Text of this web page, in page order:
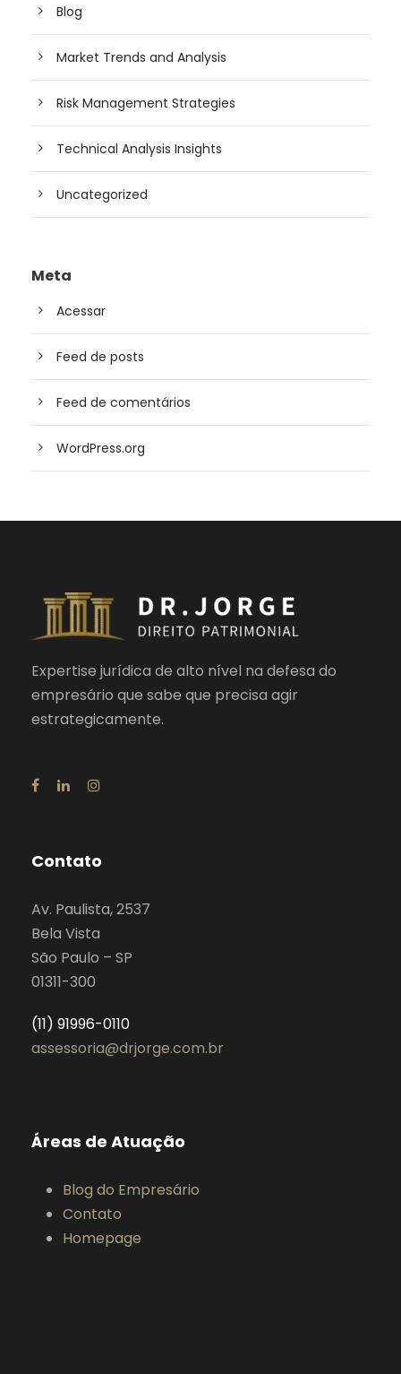
Blog
Market Trends and Analysis
Risk Management Strategies
Technical Analysis Insights
Uncategorized
Meta
Acessar
Feed de posts
Feed de comentários
WordPress.org
Expertise jurídica de alto nível na defesa do
empresário que sabe que precisa agir
estrategicamente.
Contato
Av. Paulista, 2537
Bela Vista
São Paulo – SP
01311-300
(11) 91996-0110
assessoria@drjorge.com.br
Áreas de Atuação
Blog do Empresário
Contato
Homepage